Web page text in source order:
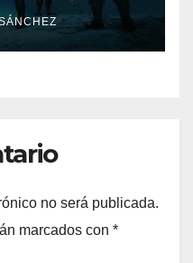
no será publicada.
marcados con *